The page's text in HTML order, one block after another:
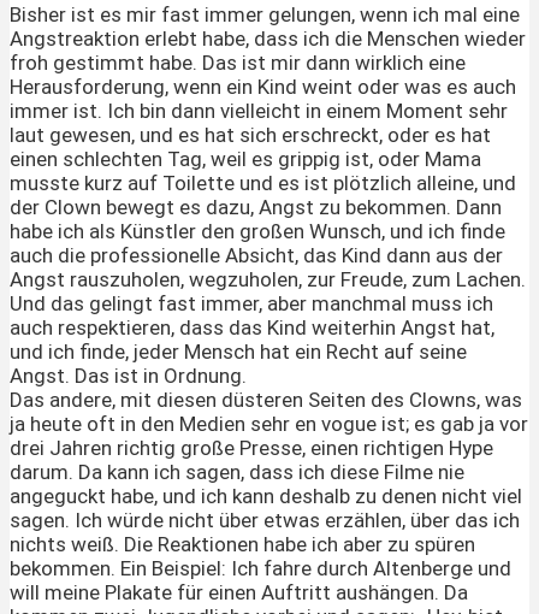
Bisher ist es mir fast immer gelungen, wenn ich mal eine
Angstreaktion erlebt habe, dass ich die Menschen wieder
froh gestimmt habe. Das ist mir dann wirklich eine
Herausforderung, wenn ein Kind weint oder was es auch
immer ist. Ich bin dann vielleicht in einem Moment sehr
laut gewesen, und es hat sich erschreckt, oder es hat
einen schlechten Tag, weil es grippig ist, oder Mama
musste kurz auf Toilette und es ist plötzlich alleine, und
der Clown bewegt es dazu, Angst zu bekommen. Dann
habe ich als Künstler den großen Wunsch, und ich finde
auch die professionelle Absicht, das Kind dann aus der
Angst rauszuholen, wegzuholen, zur Freude, zum Lachen.
Und das gelingt fast immer, aber manchmal muss ich
auch respektieren, dass das Kind weiterhin Angst hat,
und ich finde, jeder Mensch hat ein Recht auf seine
Angst. Das ist in Ordnung.
Das andere, mit diesen düsteren Seiten des Clowns, was
ja heute oft in den Medien sehr en vogue ist; es gab ja vor
drei Jahren richtig große Presse, einen richtigen Hype
darum. Da kann ich sagen, dass ich diese Filme nie
angeguckt habe, und ich kann deshalb zu denen nicht viel
sagen. Ich würde nicht über etwas erzählen, über das ich
nichts weiß. Die Reaktionen habe ich aber zu spüren
bekommen. Ein Beispiel: Ich fahre durch Altenberge und
will meine Plakate für einen Auftritt aushängen. Da